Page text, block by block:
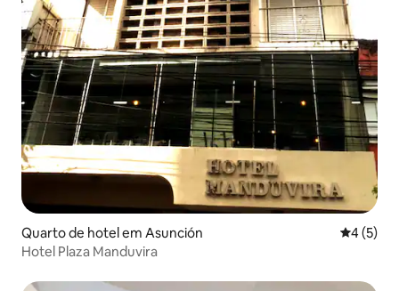
Quarto de hotel em Asunción
4 (5)
Hotel Plaza Manduvira